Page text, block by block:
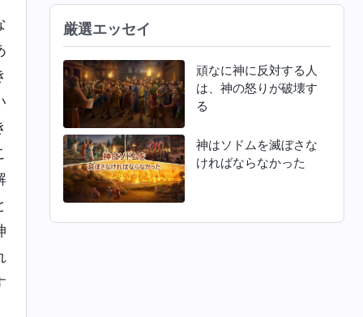
厳選エッセイ
頑なに神に反対する人
は、神の怒りが破壊す
る
神はソドムを滅ぼさな
ければならなかった